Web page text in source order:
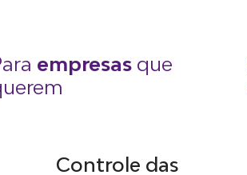
empresas que
Controle das